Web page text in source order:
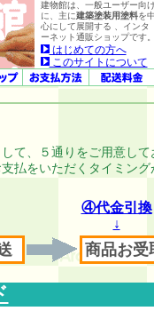
建物館は、一般ユーザー向け
に、主に建築塗装用塗料を中
心にして展開する 、インタ
ーネット通販ショップです。
はじめての方へ
このサイトについて
て、５通りをご用意して
払をいただくタイミング
④代金引換
↓
商品お受